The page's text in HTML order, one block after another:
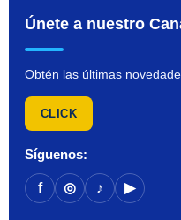
Únete a nuestro
Obtén las últimas
CLICK
Síguenos:
f ◎ ♪ ▶